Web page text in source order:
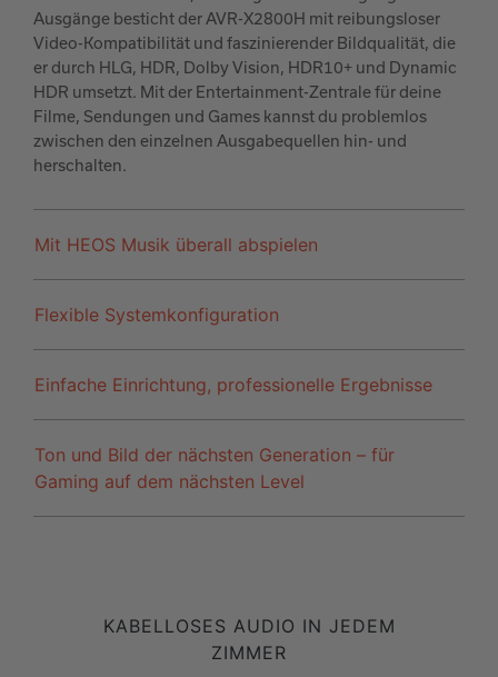
Ausgänge besticht der AVR-X2800H mit reibungsloser
Video-Kompatibilität und faszinierender Bildqualität, die
er durch HLG, HDR, Dolby Vision, HDR10+ und Dynamic
HDR umsetzt. Mit der Entertainment-Zentrale für deine
Filme, Sendungen und Games kannst du problemlos
zwischen den einzelnen Ausgabequellen hin- und
herschalten.
Mit HEOS Musik überall abspielen
Flexible Systemkonfiguration
Einfache Einrichtung, professionelle Ergebnisse
Ton und Bild der nächsten Generation – für
Gaming auf dem nächsten Level
KABELLOSES AUDIO IN JEDEM
ZIMMER